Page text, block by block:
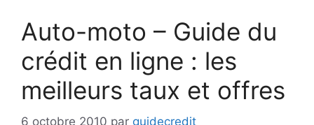
Auto-moto – Guide du
crédit en ligne : les
meilleurs taux et offres
6 octobre 2010 par guidecredit